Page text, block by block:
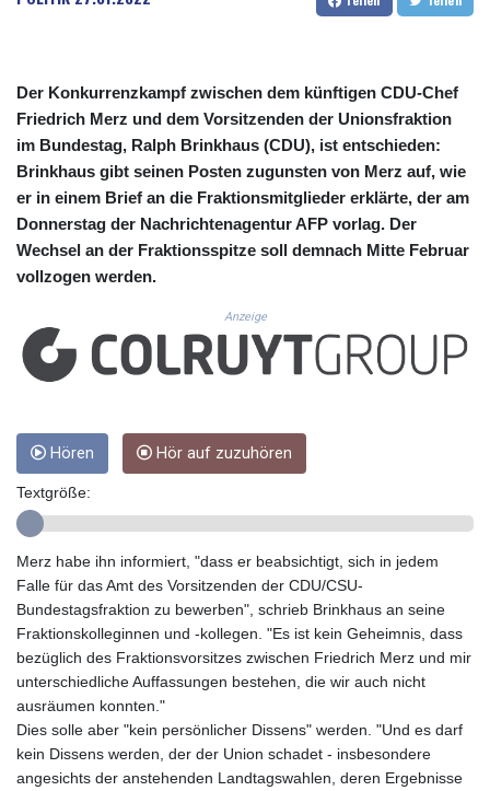
CUC 1.156149
DJF 205.471255
DKK 7.476127
DOP 67.346134
DZD 153.688915
EGP 57.556612
ERN 17.342235
ETB 186.583498
GBP 0.856793
GEL 3.023376
GGP 0.859298
GMD 84.981404
GNF 10145.207892
HKD 9.070596
HNL 30.984681
HRK 7.533703
HTG 151.152612
HUF 363.337748
IDR 20582.920659
ILS 3.468274
INR 110.065674
IQD 1514.334158
IRR
Der Konkurrenzkampf zwischen dem künftigen CDU-Chef
Friedrich Merz und dem Vorsitzenden der Unionsfraktion
im Bundestag, Ralph Brinkhaus (CDU), ist entschieden:
Brinkhaus gibt seinen Posten zugunsten von Merz auf, wie
er in einem Brief an die Fraktionsmitglieder erklärte, der am
Donnerstag der Nachrichtenagentur AFP vorlag. Der
Wechsel an der Fraktionsspitze soll demnach Mitte Februar
vollzogen werden.
Anzeige
Hören Hör auf zuzuhören
Textgröße:
Merz habe ihn informiert, "dass er beabsichtigt, sich in jedem
Falle für das Amt des Vorsitzenden der CDU/CSU-
Bundestagsfraktion zu bewerben", schrieb Brinkhaus an seine
Fraktionskolleginnen und -kollegen. "Es ist kein Geheimnis, dass
bezüglich des Fraktionsvorsitzes zwischen Friedrich Merz und mir
unterschiedliche Auffassungen bestehen, die wir auch nicht
ausräumen konnten."
Dies solle aber "kein persönlicher Dissens" werden. "Und es darf
kein Dissens werden, der der Union schadet - insbesondere
angesichts der anstehenden Landtagswahlen, deren Ergebnisse